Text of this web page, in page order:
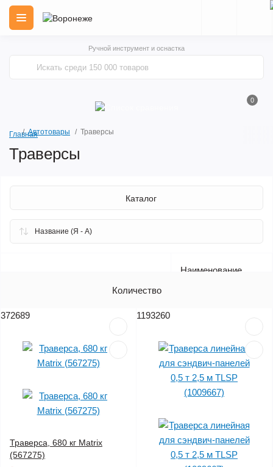
Ручной инструмент и оснастка
0
ГлавнаяАвтотовары Траверсы
Траверсы
Каталог
Наименование
Количество
372689
Траверса, 680 кг Matrix
(567275)
1193260